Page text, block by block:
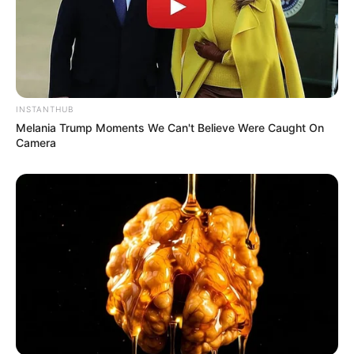
Saudara: –
Pacar: –
Profesi: Penyanyi, Aktris
Hobi: Mendengarkan Musik, Berbelanja
Facebook: –
TikTok: –
Perwakilan Emoji:
Fakta Menarik
Punya saudara laki-laki.
INSTANTHUB
Melania Trump Moments We Can't Believe Were Caught On
Camera